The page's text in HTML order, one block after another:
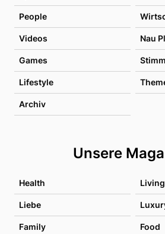
People
Videos Nau
Games
Lifestyle
Archiv
Unsere
Health Living
Liebe
Family Food